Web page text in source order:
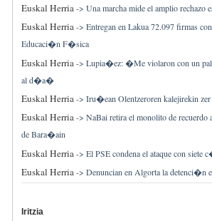
Euskal Herria-> Una marcha mide el amplio rechazo
Euskal Herria-> Entregan en Lakua 72.097 firmas
Educaci�n F�sica
Euskal Herria-> Lupia�ez: �Me violaron con un
al d�a�
Euskal Herria-> Iru�ean Olentzeroren kalejirekin zer
Euskal Herria-> NaBai retira el monolito de recuerdo
de Bara�ain
Euskal Herria-> El PSE condena el ataque con siete
Euskal Herria-> Denuncian en Algorta la detenci�n
Iritzia